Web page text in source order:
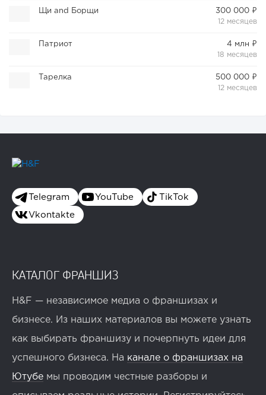
Щи and Борщи
300 000 ₽
12 месяцев
Патриот
4 млн ₽
18 месяцев
Тарелка
500 000 ₽
12 месяцев
Telegram YouTube TikTok
Vkontakte
КАТАЛОГ ФРАНШИЗ
H&F — независимое медиа о франшизах и
бизнесе. Из наших материалов вы можете узнать
как выбирать франшизу и почерпнуть идеи для
успешного бизнеса. На канале о франшизах на
Ютубе мы проводим честные разборы и